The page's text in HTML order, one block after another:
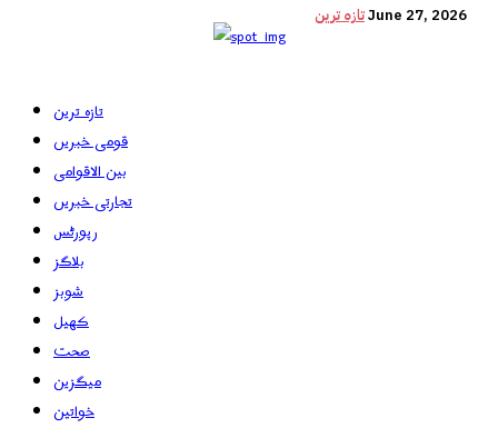
تازہ ترینJune 27, 2026
تازہ ترین
قومی خبریں
بین الاقوامی
تجارتی خبریں
رپورٹس
بلاگز
شوبز
کھیل
صحت
میگزین
خواتین